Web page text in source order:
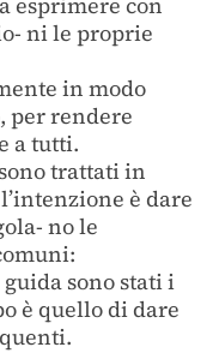
ni le proprie
in modo
per rendere
a tutti.
trattati in
è dare
no le
sono stati i
è quello di dare